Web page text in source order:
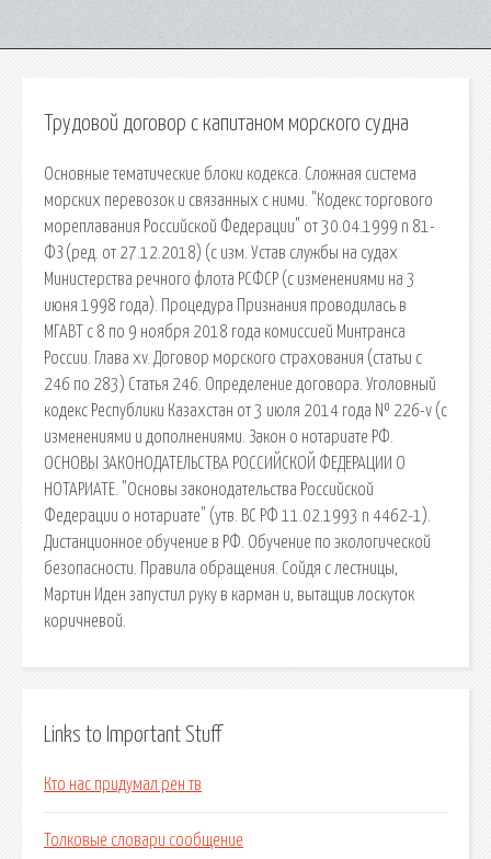
Трудовой договор с капитаном морского судна
Основные тематические блоки кодекса. Сложная система
морских перевозок и связанных с ними. "Кодекс торгового
мореплавания Российской Федерации" от 30.04.1999 n 81-
ФЗ (ред. от 27.12.2018) (с изм. Устав службы на судах
Министерства речного флота РСФСР (с изменениями на 3
июня 1998 года). Процедура Признания проводилась в
МГАВТ с 8 по 9 ноября 2018 года комиссией Минтранса
России. Глава xv. Договор морского страхования (статьи с
246 по 283) Статья 246. Определение договора. Уголовный
кодекс Республики Казахстан от 3 июля 2014 года № 226-v (с
изменениями и дополнениями. Закон о нотариате РФ.
ОСНОВЫ ЗАКОНОДАТЕЛЬСТВА РОССИЙСКОЙ ФЕДЕРАЦИИ О
НОТАРИАТЕ. "Основы законодательства Российской
Федерации о нотариате" (утв. ВС РФ 11.02.1993 n 4462-1).
Дистанционное обучение в РФ. Обучение по экологической
безопасности. Правила обращения. Сойдя с лестницы,
Мартин Иден запустил руку в карман и, вытащив лоскуток
коричневой.
Links to Important Stuff
Кто нас придумал рен тв
Толковые словари сообщение